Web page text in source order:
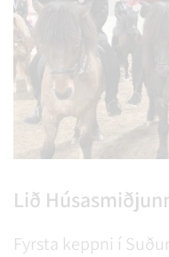
Lið
Fyrsta keppni í